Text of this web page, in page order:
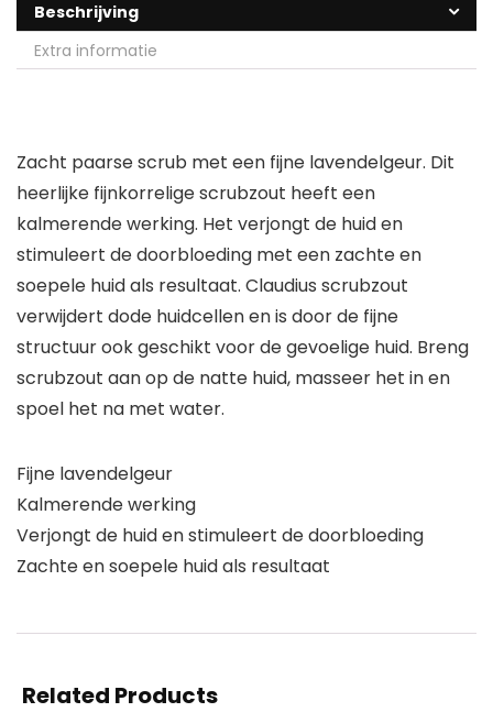
Beschrijving
Extra informatie
Zacht paarse scrub met een fijne lavendelgeur. Dit
heerlijke fijnkorrelige scrubzout heeft een
kalmerende werking. Het verjongt de huid en
stimuleert de doorbloeding met een zachte en
soepele huid als resultaat. Claudius scrubzout
verwijdert dode huidcellen en is door de fijne
structuur ook geschikt voor de gevoelige huid. Breng
scrubzout aan op de natte huid, masseer het in en
spoel het na met water.
Fijne lavendelgeur
Kalmerende werking
Verjongt de huid en stimuleert de doorbloeding
Zachte en soepele huid als resultaat
Related Products